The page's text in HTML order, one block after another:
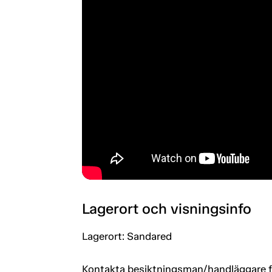
Lagerort och visningsinfo
Lagerort: Sandared
Kontakta besiktningsman/handläggare